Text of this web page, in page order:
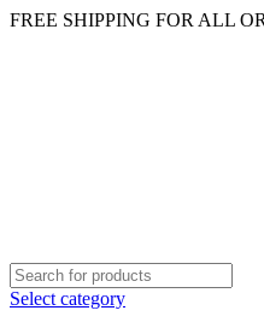
FREE SHIPPING FOR ALL
Select category